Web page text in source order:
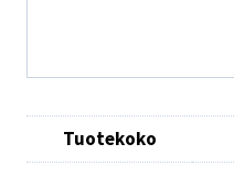
Tuotekoko